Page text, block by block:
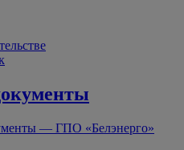
— ГПО «Белэнерго»